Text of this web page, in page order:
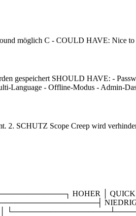
möglich C - COULD HAVE: Nice
gespeichert SHOULD HAVE: -
Language - Offline-Modus - Admin-
Scope Creep wird
HOHER │ QUICK
das?" │